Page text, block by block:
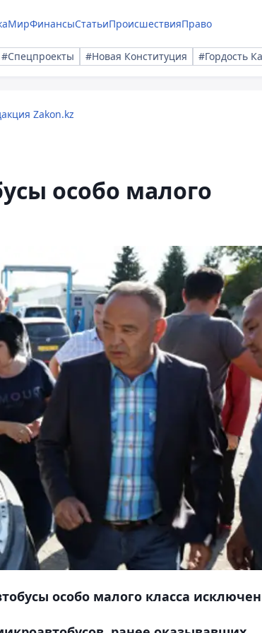
МирФинансыСтатьиПроисшествияПраво
#Спецпроекты #Новая Конституция #Гордость
Zakon.kz
особо малого
особо малого класса